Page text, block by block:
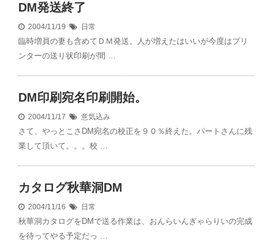
DM発送終了
2004/11/19 日常
臨時増員の妻も含めてＤＭ発送。人が増えたはいいが今度はプリ
ンターの送り状印刷が間 …
DM印刷宛名印刷開始。
2004/11/17 意気込み
さて、やっとこさDM宛名の校正を９０％終えた。パートさんに残
業して頂いて。。。校 …
カタログ秋華洞DM
2004/11/16 日常
秋華洞カタログをDMで送る作業は、おんらいんぎゃらりいの完成
を待ってやる予定だっ …